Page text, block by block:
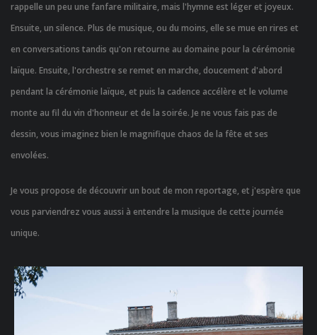
rappelle un peu une fanfare militaire, mais l'hymne est léger et joyeux.
Ensuite, un silence. Plus de musique, ou du moins, elle se mue en rires et
en conversations tandis qu'on retourne au domaine pour la cérémonie
laïque. Ensuite, l'orchestre se remet en marche, doucement d'abord
pendant la cérémonie laïque, et puis la cadence accélère et le volume
monte au fil du vin d'honneur et de la soirée. Je ne vous fais pas de
dessin, vous imaginez bien le magnifique chaos de la fête et ses
envolées.
Je vous propose de découvrir un bout de mon reportage, et j'espère que
vous parviendrez vous aussi à entendre la musique de cette journée
unique.